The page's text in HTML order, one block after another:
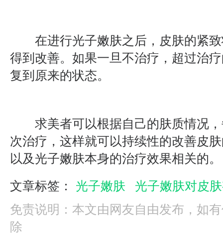
在进行光子嫩肤之后，皮肤的紧致
得到改善。如果一旦不治疗，超过治
复到原来的状态。
求美者可以根据自己的肤质情况，
次治疗，这样就可以持续性的改善皮
以及光子嫩肤本身的治疗效果相关的。
文章标签： 光子嫩肤
光子嫩肤对皮
免责说明：本文由网友自由发布，如
除